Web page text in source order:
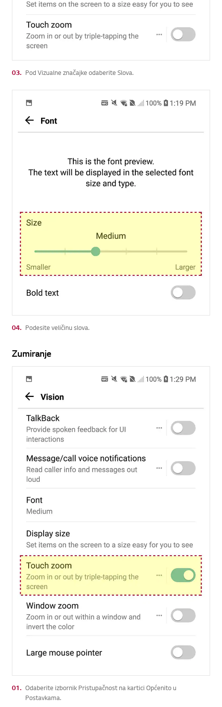
03. Pod Vizualne značajke odaberite Slova.
04. Podesite veličinu slova.
Zumiranje
01. Odaberite izbornik Pristupačnost na kartici Općenito u
Postavkama.